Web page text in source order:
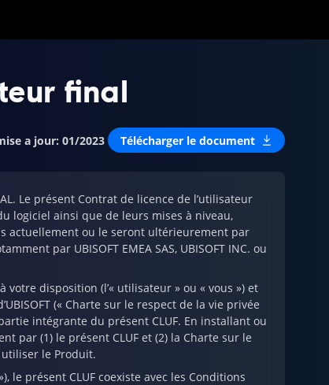
final
a jour: 01/2023 Télécharger le document
Le présent Contrat de licence de l’utilisateur
logiciel ainsi que de leurs mises à niveau,
actuellement ou le seront ultérieurement par
par UBISOFT EMEA SAS, UBISOFT INC. ou
votre disposition (l’« utilisateur » ou « vous ») et
(« Charte sur le respect de la vie privée
intégrante du présent CLUF. En installant ou
par (1) le présent CLUF et (2) la Charte sur le
le Produit.
le présent CLUF coexiste avec les Conditions